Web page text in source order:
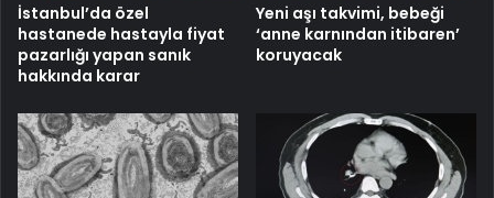
İstanbul’da özel
hastanede hastayla fiyat
pazarlığı yapan sanık
hakkında karar
Yeni aşı takvimi, bebeği
‘anne karnından itibaren’
koruyacak